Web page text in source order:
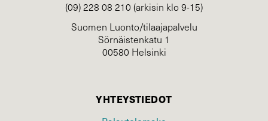
(09) 228 08 210 (arkisin klo 9-15)
Suomen Luonto/tilaajapalvelu
Sörnäistenkatu 1
00580 Helsinki
YHTEYSTIEDOT